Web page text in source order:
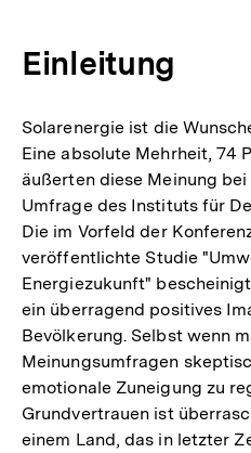
Einleitung
Solarenergie ist die
Eine absolute Mehrheit, 74
äußerten diese Meinung
Umfrage des Instituts für
Die im Vorfeld der
veröffentlichte Studie
Energiezukunft"
ein überragend positives
Bevölkerung. Selbst wenn
Meinungsumfragen
emotionale Zuneigung zu
Grundvertrauen ist
einem Land, das in letzter